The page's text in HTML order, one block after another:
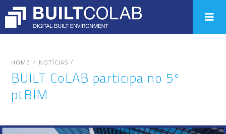
HOME / NOTÍCIAS /
BUILT CoLAB participa no 5º
ptBIM